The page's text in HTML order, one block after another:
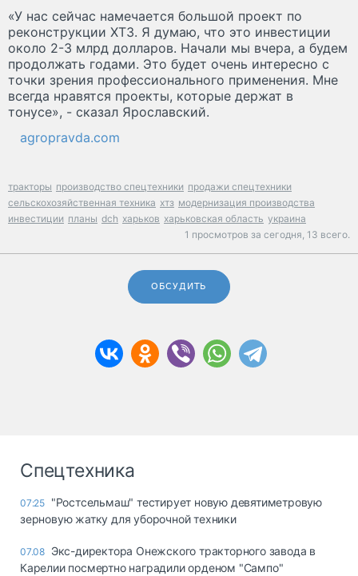
«У нас сейчас намечается большой проект по
реконструкции ХТЗ. Я думаю, что это инвестиции
около 2-3 млрд долларов. Начали мы вчера, а будем
продолжать годами. Это будет очень интересно с
точки зрения профессионального применения. Мне
всегда нравятся проекты, которые держат в
тонусе», - сказал Ярославский.
agropravda.com
тракторы производство спецтехники продажи спецтехники
сельскохозяйственная техника хтз модернизация производства
инвестиции планы dch харьков харьковская область украина
1 просмотров за сегодня, 13 всего.
ОБСУДИТЬ
Спецтехника
07:25 "Ростсельмаш" тестирует новую девятиметровую
зерновую жатку для уборочной техники
07.08 Экс-директора Онежского тракторного завода в
Карелии посмертно наградили орденом "Сампо"